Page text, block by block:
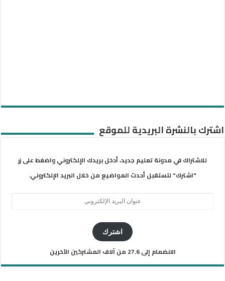
اشترك بالنشرة البريدية للموقع
للاشتراك في مدونة تعليم جديد، أدخل بريدك الإلكتروني واضغط على زر
"اشترك" لتستقبل أحدث المواضيع من خلال البريد الإلكتروني.
اشترك
الانضمام إلى 27.6 من آلاف المشتركين الآخرين